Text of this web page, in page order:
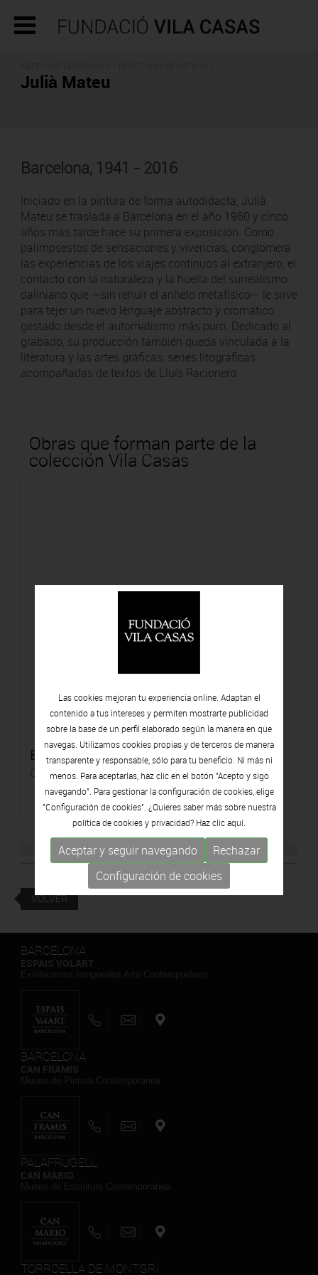
Julià Mateu
Barcelona, 1941 - 2016
Iniciado en la pintura de forma autodidacta, Julià
Mateu se traslada a Barcelona en el año 1960 y cinco
años más tarde hace su primera exposición. Como
palimpsestos de sensaciones y vivencias, conglomera
las experiencias de los viajes continuos al extranjero, el
contacto con la naturaleza y la huella del surrealismo
daliniano que —sin rehuir el anhelo metafísico— le sirve
para tejer un nuevo lenguaje abstracto y cromático
gestado desde el automatismo más puro. Dedicado al
grabado, su producción también queda vinculada a la
literatura y las artes gráficas: series litográficas
acompañadas de textos de Lluís Racionero.
Obras que forman parte de la
colección Vila Casas
Braç-tensió
Óleo sobre tela
VOLVER
BARCELONA
BARCELONA
PALAFRUGELL
TORROELLA DE MONTGRÍ
Las cookies mejoran tu experiencia online. Adaptan el
contenido a tus intereses y permiten mostrarte publicidad
sobre la base de un perfil elaborado según la manera en que
navegas. Utilizamos cookies propias y de terceros de manera
transparente y responsable, sólo para tu beneficio. Ni más ni
menos. Para aceptarlas, haz clic en el botón "Acepto y sigo
navegando". Para gestionar la configuración de cookies, elige
"Configuración de cookies". ¿Quieres saber más sobre nuestra
política de cookies y privacidad? Haz clicaquí.
Aceptar y seguir navegando
Rechazar
Configuración de cookies